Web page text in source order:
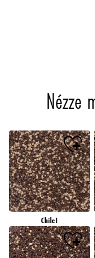
Nézze
Chile1